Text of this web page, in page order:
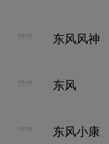
东风风神
东风
东风小康